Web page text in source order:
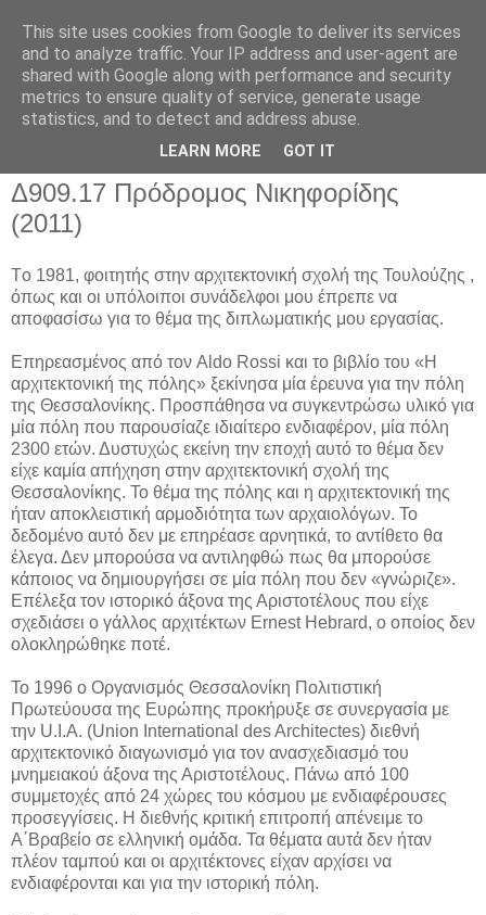
Δ909.17 Πρόδρομος Νικηφορίδης
(2011)
Tο 1981, φοιτητής στην αρχιτεκτονική σχολή της Τουλούζης ,
όπως και οι υπόλοιποι συνάδελφοι μου έπρεπε να
αποφασίσω για το θέμα της διπλωματικής μου εργασίας.
Επηρεασμένος από τον Aldo Rossi και το βιβλίο του «Η
αρχιτεκτονική της πόλης» ξεκίνησα μία έρευνα για την πόλη
της Θεσσαλονίκης. Προσπάθησα να συγκεντρώσω υλικό για
μία πόλη που παρουσίαζε ιδιαίτερο ενδιαφέρον, μία πόλη
2300 ετών. Δυστυχώς εκείνη την εποχή αυτό το θέμα δεν
είχε καμία απήχηση στην αρχιτεκτονική σχολή της
Θεσσαλονίκης. Το θέμα της πόλης και η αρχιτεκτονική της
ήταν αποκλειστική αρμοδιότητα των αρχαιολόγων. Το
δεδομένο αυτό δεν με επηρέασε αρνητικά, το αντίθετο θα
έλεγα. Δεν μπορούσα να αντιληφθώ πως θα μπορούσε
κάποιος να δημιουργήσει σε μία πόλη που δεν «γνώριζε».
Επέλεξα τον ιστορικό άξονα της Αριστοτέλους που είχε
σχεδιάσει ο γάλλος αρχιτέκτων Ernest Hebrard, ο οποίος δεν
ολοκληρώθηκε ποτέ.
Το 1996 ο Οργανισμός Θεσσαλονίκη Πολιτιστική
Πρωτεύουσα της Ευρώπης προκήρυξε σε συνεργασία με
την U.I.A. (Union International des Architectes) διεθνή
αρχιτεκτονικό διαγωνισμό για τον ανασχεδιασμό του
μνημειακού άξονα της Αριστοτέλους. Πάνω από 100
συμμετοχές από 24 χώρες του κόσμου με ενδιαφέρουσες
προσεγγίσεις. Η διεθνής κριτική επιτροπή απένειμε το
Α΄Βραβείο σε ελληνική ομάδα. Τα θέματα αυτά δεν ήταν
πλέον ταμπού και οι αρχιτέκτονες είχαν αρχίσει να
ενδιαφέρονται και για την ιστορική πόλη.
This site uses cookies from Google to deliver its services
and to analyze traffic. Your IP address and user-agent are
shared with Google along with performance and security
metrics to ensure quality of service, generate usage
statistics, and to detect and address abuse.
LEARN MORE GOT IT